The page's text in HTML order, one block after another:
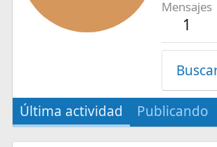
Mensajes
1
Última actividad Publicando